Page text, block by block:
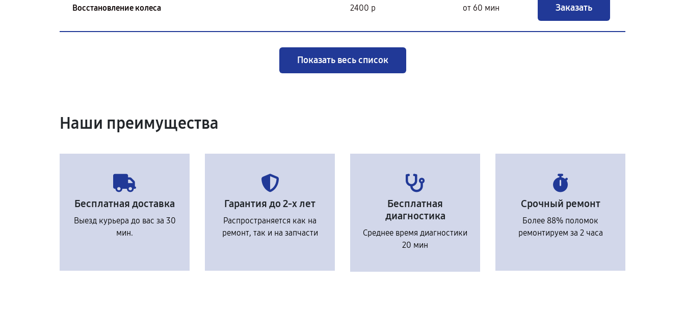
Восстановление колеса 2400 р от 60 мин Заказать
Показать весь список
Наши преимущества
Бесплатная доставка
Выезд курьера до вас за 30
мин.
Гарантия до 2-х лет
Распространяется как на
ремонт, так и на запчасти
Бесплатная
диагностика
Среднее время диагностики
20 мин
Срочный ремонт
Более 88% поломок
ремонтируем за 2 часа